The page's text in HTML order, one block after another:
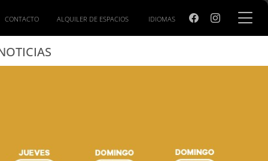
CONTACTO ALQUILER DE ESPACIOS IDIOMAS